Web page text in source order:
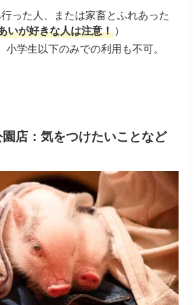
った人、または家畜とふれあった
いが好きな人は注意！）
小学生以下のみでの利用も不可。
店：気をつけたいことなど